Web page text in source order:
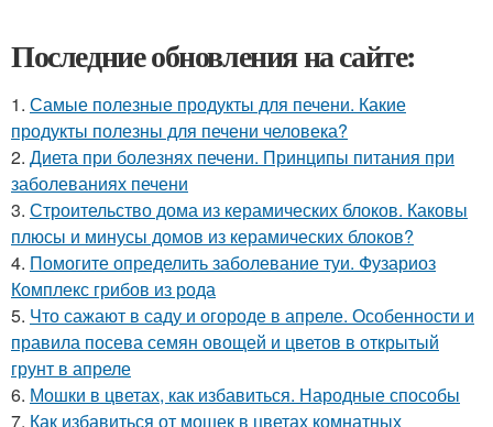
Последние обновления на сайте:
1. Самые полезные продукты для печени. Какие
продукты полезны для печени человека?
2. Диета при болезнях печени. Принципы питания при
заболеваниях печени
3. Строительство дома из керамических блоков. Каковы
плюсы и минусы домов из керамических блоков?
4. Помогите определить заболевание туи. Фузариоз
Комплекс грибов из рода
5. Что сажают в саду и огороде в апреле. Особенности и
правила посева семян овощей и цветов в открытый
грунт в апреле
6. Мошки в цветах, как избавиться. Народные способы
7. Как избавиться от мошек в цветах комнатных